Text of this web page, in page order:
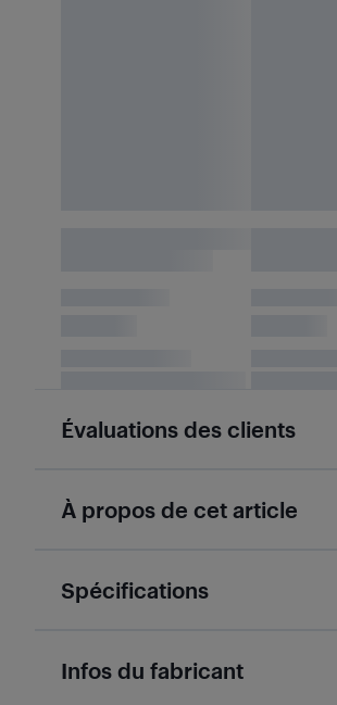
Évaluations des clients
À propos de cet article
Spécifications
Infos du fabricant